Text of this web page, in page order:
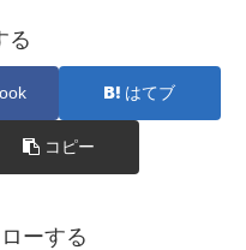
る
はてブ
コピー
ーする